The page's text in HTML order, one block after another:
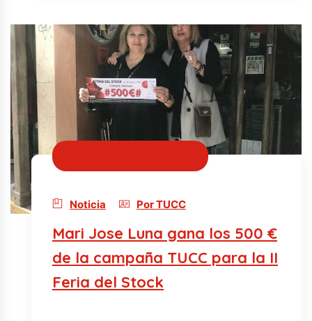
Noticia Por TUCC
Mari Jose Luna gana los 500 €
de la campaña TUCC para la II
Feria del Stock